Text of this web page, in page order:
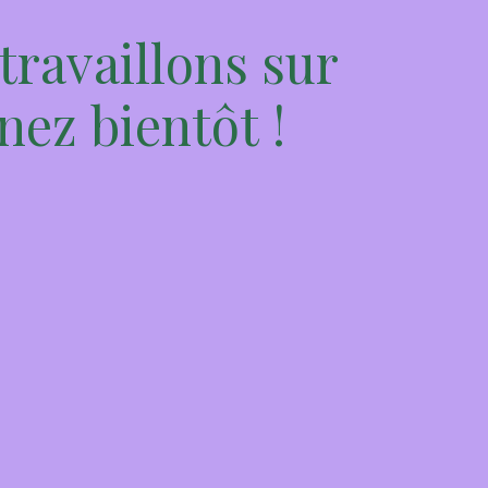
sur
bientôt !